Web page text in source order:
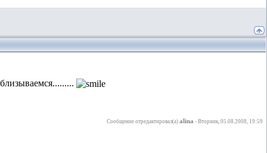
Сообщение отредактировал(а) alina - Вторник, 05.08.2008, 19:59